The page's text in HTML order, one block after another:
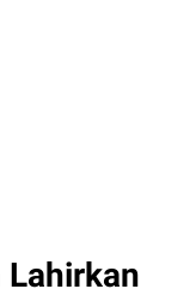
Lahirkan